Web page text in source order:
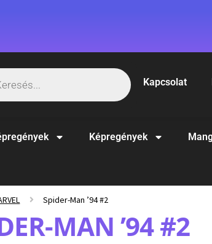
Kapcsolat
Képregények
Spider-Man ’94 #2
MAN ’94 #2